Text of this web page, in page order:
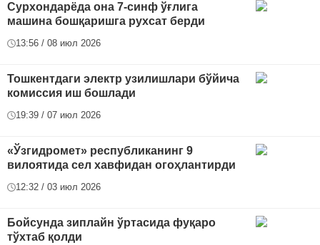
Сурхондарёда она 7-синф ўғлига
машина бошқаришга рухсат берди
13:56 / 08 июл 2026
Тошкентдаги электр узилишлари бўйича
комиссия иш бошлади
19:39 / 07 июл 2026
«Ўзгидромет» республиканинг 9
вилоятида сел хавфидан огоҳлантирди
12:32 / 03 июл 2026
Бойсунда зиплайн ўртасида фуқаро
тўхтаб қолди